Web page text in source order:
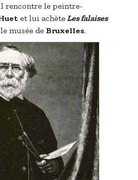
rencontre le peintre-
et lui achèteLes falaises
musée de Bruxelles.